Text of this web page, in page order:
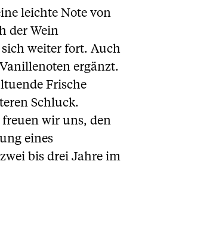
leichte Note von
der Wein
weiter fort. Auch
ergänzt.
Frische
Schluck.
freuen wir uns, den
eines
bis drei Jahre im